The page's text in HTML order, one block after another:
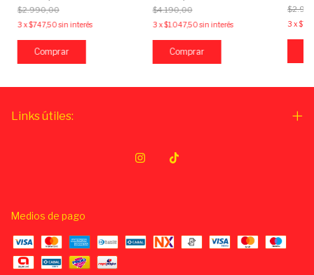
$2.990,00
3 x$747,50 sin interés
$4.190,00
3 x$1.047,50 sin interés 3 x
Links útiles:
Medios de pago